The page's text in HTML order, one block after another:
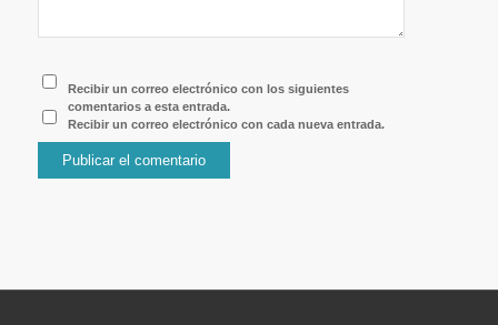
Recibir un correo electrónico con los siguientes
comentarios a esta entrada.
Recibir un correo electrónico con cada nueva entrada.